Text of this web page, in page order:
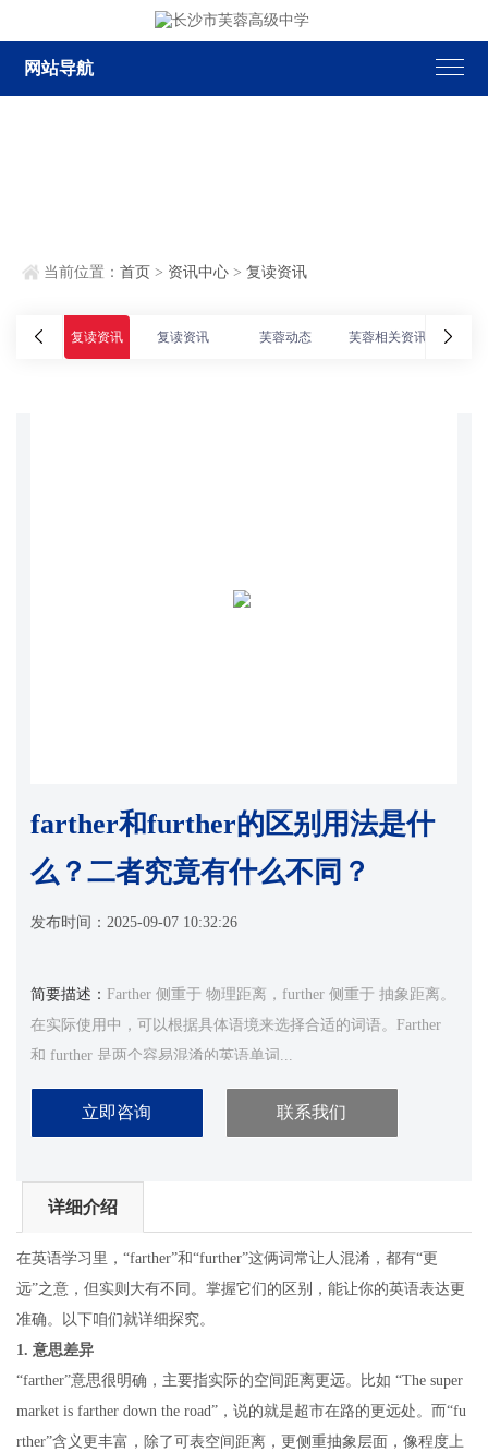
网站导航
当前位置：首页 > 资讯中心 >复读资讯
复读资讯 复读资讯 芙蓉动态 芙蓉相关资讯
farther和further的区别用法是什
么？二者究竟有什么不同？
发布时间： 2025-09-07 10:32:26
简要描述： Farther 侧重于 物理距离，further 侧重于 抽象距离。
在实际使用中，可以根据具体语境来选择合适的词语。Farther
和 further 是两个容易混淆的英语单词...
立即咨询 联系我们
详细介绍
在英语学习里，“farther”和“further”这俩词常让人混淆，都有“更
远”之意，但实则大有不同。掌握它们的区别，能让你的英语表达更
准确。以下咱们就详细探究。
1. 意思差异
“farther”意思很明确，主要指实际的空间距离更远。比如 “The super
market is farther down the road”，说的就是超市在路的更远处。而“fu
rther”含义更丰富，除了可表空间距离，更侧重抽象层面，像程度上